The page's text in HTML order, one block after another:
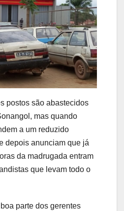
postos são abastecidos
mas quando
a um reduzido
depois anunciam que já
da madrugada entram
que levam todo o
parte dos gerentes